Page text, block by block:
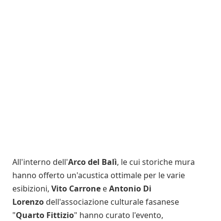
All'interno dell'Arco del Balì, le cui storiche mura
hanno offerto un'acustica ottimale per le varie
esibizioni, Vito Carrone eAntonio Di
Lorenzo dell'associazione culturale fasanese
"Quarto Fittizio" hanno curato l'evento,